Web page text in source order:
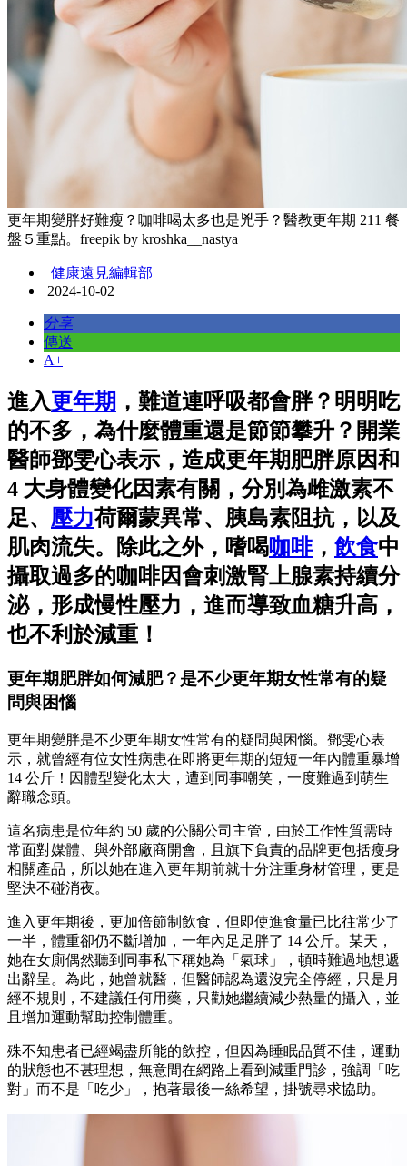
更年期變胖好難瘦？咖啡喝太多也是兇手？醫教更年期 211 餐
盤５重點。freepik by kroshka__nastya
健康遠見編輯部
2024-10-02
分享
傳送
A+
進入更年期 ，難道連呼吸都會胖？明明吃
的不多，為什麼體重還是節節攀升？開業
醫師鄧雯心表示，造成更年期肥胖原因和
4 大身體變化因素有關，分別為雌激素不
足、 壓力荷爾蒙異常、胰島素阻抗，以及
肌肉流失。除此之外，嗜喝咖啡， 飲食中
攝取過多的咖啡因會刺激腎上腺素持續分
泌，形成慢性壓力，進而導致血糖升高，
也不利於減重！
更年期肥胖如何減肥？是不少更年期女性常有的疑
問與困惱
更年期變胖是不少更年期女性常有的疑問與困惱。鄧雯心表
示，就曾經有位女性病患在即將更年期的短短一年內體重暴增
14 公斤！因體型變化太大，遭到同事嘲笑，一度難過到萌生
辭職念頭。
這名病患是位年約 50 歲的公關公司主管，由於工作性質需時
常面對媒體、與外部廠商開會，且旗下負責的品牌更包括瘦身
相關產品，所以她在進入更年期前就十分注重身材管理，更是
堅決不碰消夜。
進入更年期後，更加倍節制飲食，但即使進食量已比往常少了
一半，體重卻仍不斷增加，一年內足足胖了 14 公斤。某天，
她在女廁偶然聽到同事私下稱她為「氣球」，頓時難過地想遞
出辭呈。為此，她曾就醫，但醫師認為還沒完全停經，只是月
經不規則，不建議任何用藥，只勸她繼續減少熱量的攝入，並
且增加運動幫助控制體重。
殊不知患者已經竭盡所能的飲控，但因為睡眠品質不佳，運動
的狀態也不甚理想，無意間在網路上看到減重門診，強調「吃
對」而不是「吃少」，抱著最後一絲希望，掛號尋求協助。